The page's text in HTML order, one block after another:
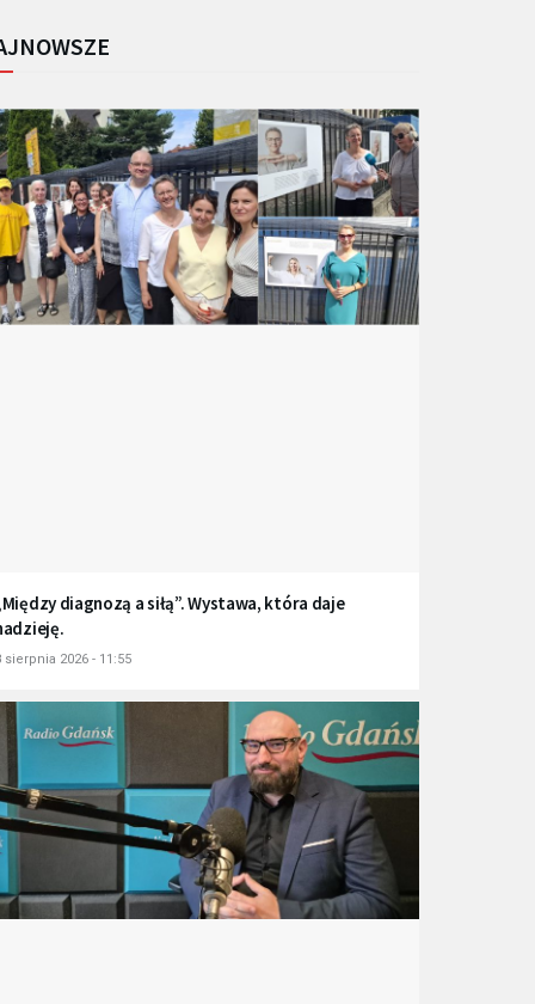
diagnozą a siłą”. Wystawa, która daje
sierpnia 2026 - 11:55